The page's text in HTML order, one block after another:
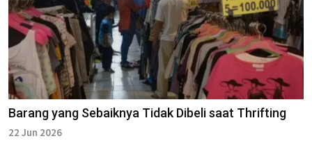
Barang yang Sebaiknya Tidak Dibeli saat Thrifting
22 Jun 2026